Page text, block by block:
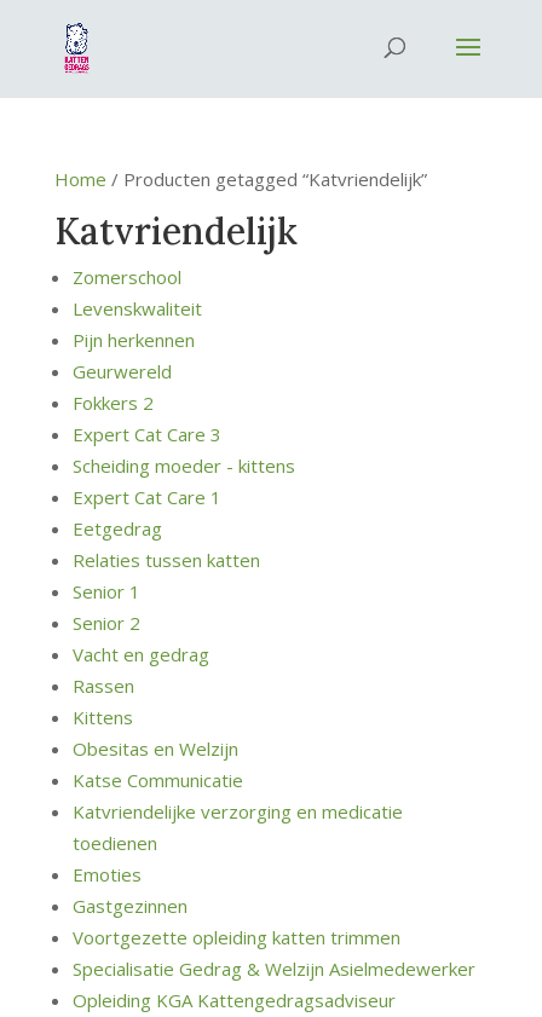
Home / Producten getagged “Katvriendelijk”
Katvriendelijk
Zomerschool
Levenskwaliteit
Pijn herkennen
Geurwereld
Fokkers 2
Expert Cat Care 3
Scheiding moeder - kittens
Expert Cat Care 1
Eetgedrag
Relaties tussen katten
Senior 1
Senior 2
Vacht en gedrag
Rassen
Kittens
Obesitas en Welzijn
Katse Communicatie
Katvriendelijke verzorging en medicatie
toedienen
Emoties
Gastgezinnen
Voortgezette opleiding katten trimmen
Specialisatie Gedrag & Welzijn Asielmedewerker
Opleiding KGA Kattengedragsadviseur